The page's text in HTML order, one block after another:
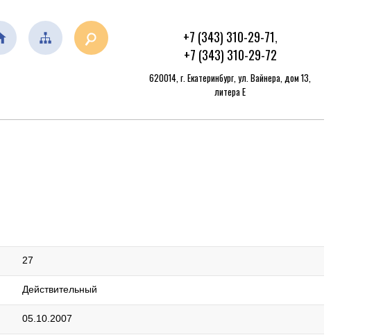
+7 (343) 310-29-71,
+7 (343) 310-29-72
620014, г. Екатеринбург, ул. Вайнера, дом 13,
литера Е
27
Действительный
05.10.2007